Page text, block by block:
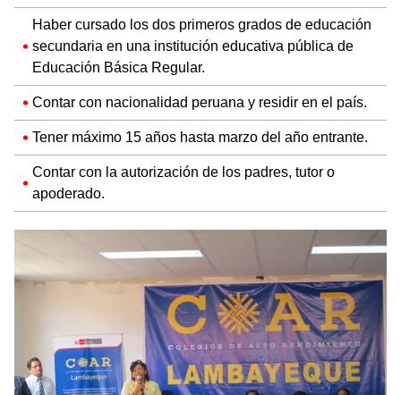
Haber cursado los dos primeros grados de educación
secundaria en una institución educativa pública de
Educación Básica Regular.
Contar con nacionalidad peruana y residir en el país.
Tener máximo 15 años hasta marzo del año entrante.
Contar con la autorización de los padres, tutor o
apoderado.